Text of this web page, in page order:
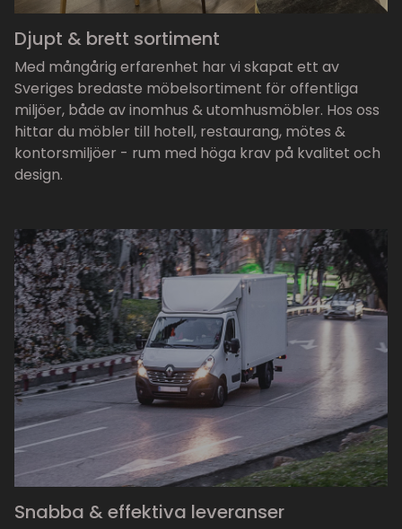
Djupt & brett sortiment
Med mångårig erfarenhet har vi skapat ett av
Sveriges bredaste möbelsortiment för offentliga
miljöer, både av inomhus & utomhusmöbler. Hos oss
hittar du möbler till hotell, restaurang, mötes &
kontorsmiljöer - rum med höga krav på kvalitet och
design.
Snabba & effektiva leveranser